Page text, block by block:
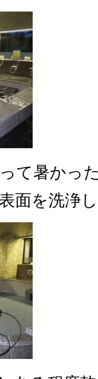
て暑かっ
面を洗浄